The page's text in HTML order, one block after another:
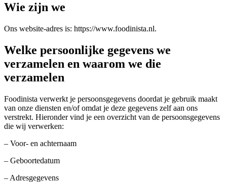
Wie zijn we
Ons website-adres is: https://www.foodinista.nl.
Welke persoonlijke gegevens we
verzamelen en waarom we die
verzamelen
Foodinista verwerkt je persoonsgegevens doordat je gebruik maakt
van onze diensten en/of omdat je deze gegevens zelf aan ons
verstrekt. Hieronder vind je een overzicht van de persoonsgegevens
die wij verwerken:
– Voor- en achternaam
– Geboortedatum
– Adresgegevens